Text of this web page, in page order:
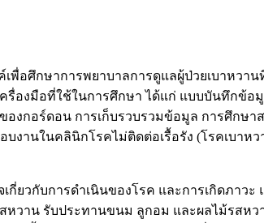
พื่อศึกษาการพยาบาลการดูแลผู้ป่วยเบาหว
เครื่องมือที่ใช้ในการศึกษา ได้แก่ แบบบันทึก
งกอร์ดอน การเก็บรวบรวมข้อมูล การศึกษ
งานในคลินิกโรคไม่ติดต่อเรื้อรัง (โรคเบา
ยวกับการดำเนินของโรค และการเกิดภาว
น รับประทานขนม ลูกอม และผลไม้รสหว